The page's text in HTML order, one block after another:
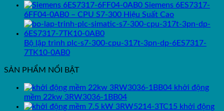
Siemens 6ES7317-
6FF04-0AB0 – CPU S7-300 Hiệu Suất Cao
Bộ lập trình plc-s7-300-cpu-317t-3pn-dp-6ES7317-
7TK10-0AB0
SẢN PHẨM NỔI BẬT
khởi động
mềm 22kw 3RW3036-1BB04
khởi động